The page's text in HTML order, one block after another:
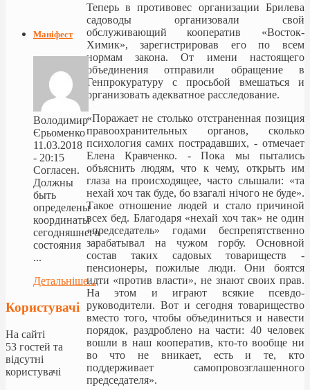
Теперь в противовес организации Брилева
садоводы организовали свой
обслуживающий кооператив «Восток-
Химик», зарегистрировав его по всем
нормам закона. От имени настоящего
объединения отправили обращение в
Генпрокуратуру с просьбой вмешаться и
организовать адекватное расследование.
«Поражает не столько отстраненная позиция
правоохранительных органов, сколько
психология самих пострадавших, - отмечает
Елена Кравченко. - Пока мы пытались
объяснить людям, что к чему, открыть им
глаза на происходящее, часто слышали: «та
нехай хоч так буде, бо взагалі нічого не буде».
Такое отношение людей и стало причиной
всех бед. Благодаря «нехай хоч так» не один
«председатель» годами беспрепятственно
зарабатывал на чужом горбу. Основной
состав таких садовых товариществ -
пенсионеры, пожилые люди. Они боятся
идти «против власти», не знают своих прав.
На этом и играют всякие псевдо-
руководители. Вот и сегодня товарищество
вместо того, чтобы объединиться и навести
порядок, раздроблено на части: 40 человек
вошли в наш кооператив, кто-то вообще ни
во что не вникает, есть и те, кто
поддерживает самопровозглашенного
председателя».
Маніфест
Володимир
Єрьоменко
11.03.2018
- 20:15
Согласен.
Должны
быть
определены
координаты
сегодняшнего
состояния
...
Детальніше...
Користувачі
На сайті
53 гостей та
відсутні
користувачі